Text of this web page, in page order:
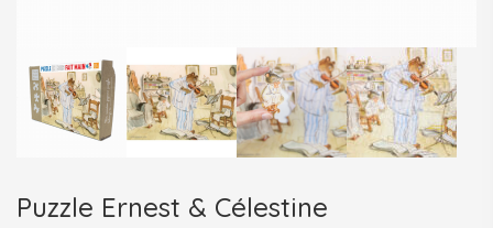
Puzzle Ernest & Célestine